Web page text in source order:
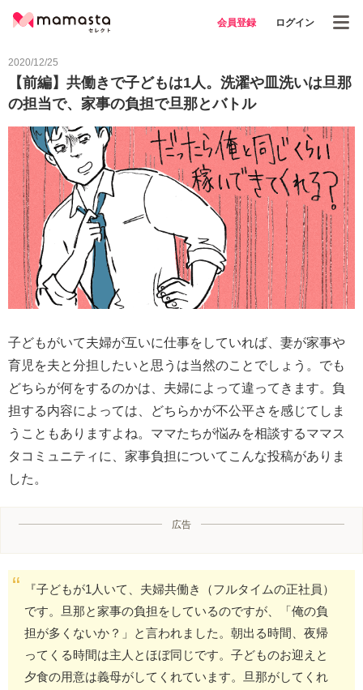
会員登録 ログイン
2020/12/25
【前編】共働きで子どもは1人。洗濯や皿洗いは旦那
の担当で、家事の負担で旦那とバトル
子どもがいて夫婦が互いに仕事をしていれば、妻が家事や
育児を夫と分担したいと思うは当然のことでしょう。でも
どちらが何をするのかは、夫婦によって違ってきます。負
担する内容によっては、どちらかが不公平さを感じてしま
うこともありますよね。ママたちが悩みを相談するママス
タコミュニティに、家事負担についてこんな投稿がありま
した。
広告
『子どもが1人いて、夫婦共働き（フルタイムの正社員）
です。旦那と家事の負担をしているのですが、「俺の負
担が多くないか？」と言われました。朝出る時間、夜帰
ってくる時間は主人とほぼ同じです。子どものお迎えと
夕食の用意は義母がしてくれています。旦那がしてくれ